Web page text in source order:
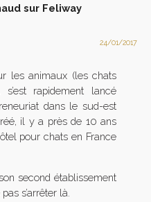
sur Feliway
24/01/2017
les animaux (les chats
rapidement lancé
dans le sud-est
il y a près de 10 ans
pour chats en France
second établissement
s’arrêter là.